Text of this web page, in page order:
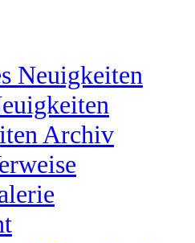
Neuigkeiten
Archiv